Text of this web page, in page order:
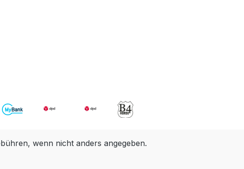
wenn nicht anders angegeben.